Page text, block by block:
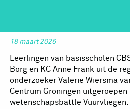
18 maart 2026
Leerlingen van basisscholen
Borg en KC Anne Frank uit de
onderzoeker Valerie Wiersma
Centrum Groningen
wetenschapsbattle Vuurvliegen.